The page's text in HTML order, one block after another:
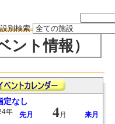
別検索
ント情報）
定なし
年 先月 4月
来月